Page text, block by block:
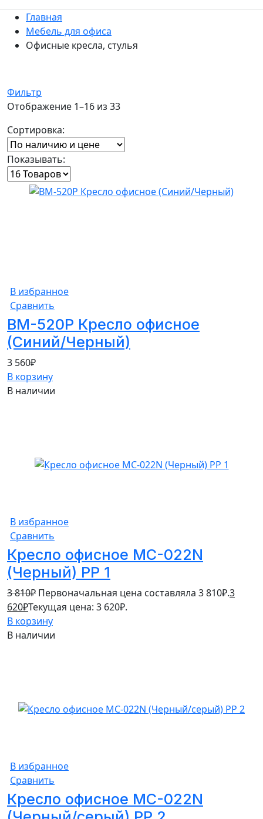
Главная
Мебель для офиса
Офисные кресла, стулья
Фильтр
Отображение 1–16 из 33
Сортировка:
Показывать:
В избранное
Сравнить
BM-520P Кресло офисное
(Синий/Черный)
3 560₽
В корзину
В наличии
В избранное
Сравнить
Кресло офисное MC-022N
(Черный) PP 1
3 810₽ Первоначальная цена составляла 3 810₽.3
620₽Текущая цена: 3 620₽.
В корзину
В наличии
В избранное
Сравнить
Кресло офисное MC-022N